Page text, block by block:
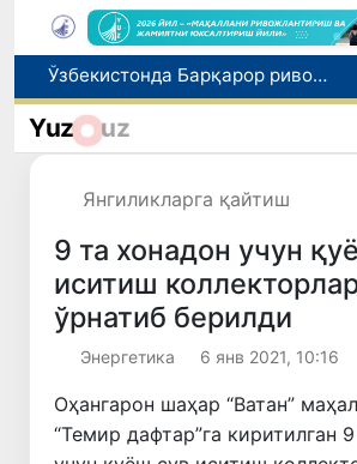
Россияда қийин вазиятда қолган юзлаб ўзбекистонликлар ортга қайтарилди
2030 йилгача хавфли чиқиндиларни қайта ишлаш даражаси 20 фоизга етказилади
Yuz uz
Янгиликларга қайтиш
9 та хонадон учун
иситиш
ўрнатиб берилди
Энергетика 6 янв 2021, 10:16
Оҳангарон шаҳар “Ватан”
“Темир дафтар”га киритилган